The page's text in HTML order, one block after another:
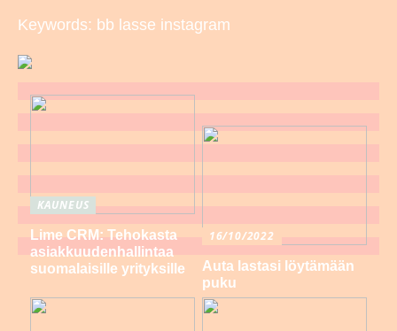
Keywords: bb lasse instagram
KAUNEUS
Lime CRM: Tehokasta
asiakkuudenhallintaa
suomalaisille yrityksille
16/10/2022
Auta lastasi löytämään
puku